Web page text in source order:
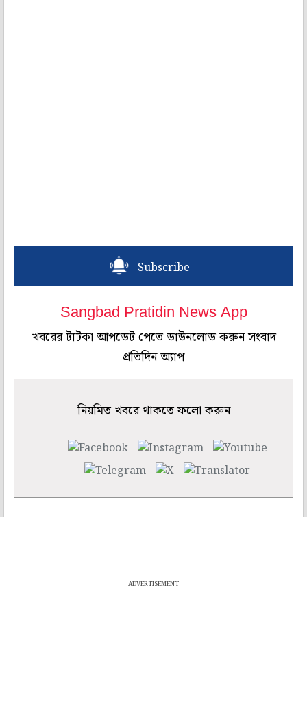
Subscribe
Sangbad Pratidin News App
খবরের টাটকা আপডেট পেতে ডাউনলোড করুন সংবাদ
প্রতিদিন অ্যাপ
নিয়মিত খবরে থাকতে ফলো করুন
ADVERTISEMENT